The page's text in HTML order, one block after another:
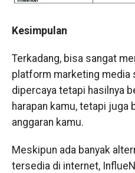
Kesimpulan
Terkadang, bisa sangat
platform marketing media
dipercaya tetapi hasilnya
harapan kamu, tetapi juga
anggaran kamu.
Meskipun ada banyak
tersedia di internet,